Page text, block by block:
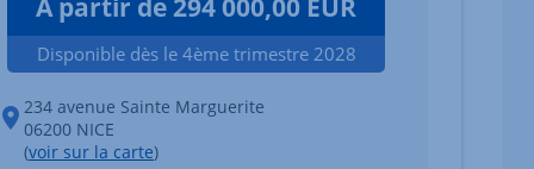
du bien Afficher l'élément suivant
À partir de 294 000,00 EUR
Disponible dès le 4ème trimestre 2028
234 avenue Sainte Marguerite
06200 NICE
(voir sur la carte)